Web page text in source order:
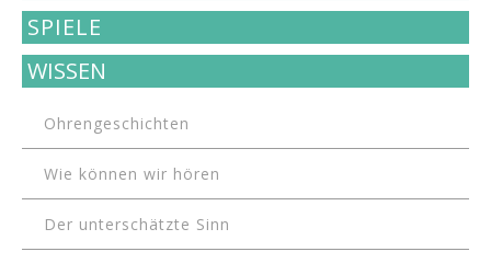
SPIELE
WISSEN
Ohrengeschichten
Wie können wir hören
Der unterschätzte Sinn